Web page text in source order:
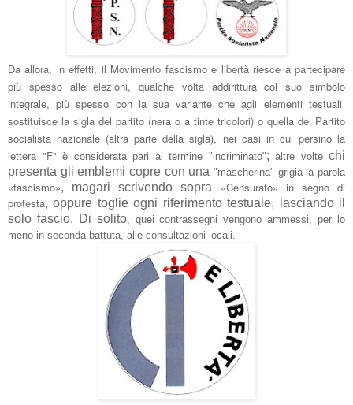
Da allora, in effetti, il Movimento fascismo e libertà riesce a partecipare
più spesso alleelezioni, qualche volta addirittura col suo simbolo
integrale, più spesso con la sua variante che agli elementi testuali
sostituisce la sigla del partito (nera o a tinte tricolori) o quella del Partito
socialista nazionale (altra parte della sigla), nei casi in cui persino la
lettera "F" è considerata pari al termine "incriminato"; altre volte chi
presenta gli emblemi copre con una "mascherina" grigia la parola
«fascismo», magari scrivendo sopra «Censurato» insegno di
protesta, oppure toglie ogni riferimento testuale, lasciando il
solo fascio. Di solito, quei contrassegni vengono ammessi, per lo
meno in seconda battuta, alle consultazioni locali.